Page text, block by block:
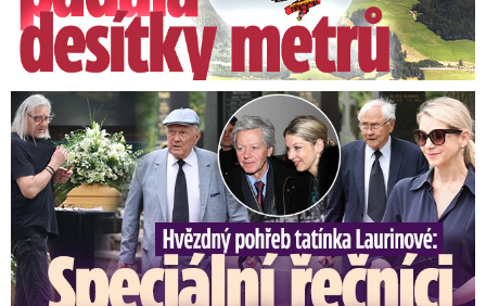
Speciální řečníci nad rakví Laurina: Rozbrečeli i dceru